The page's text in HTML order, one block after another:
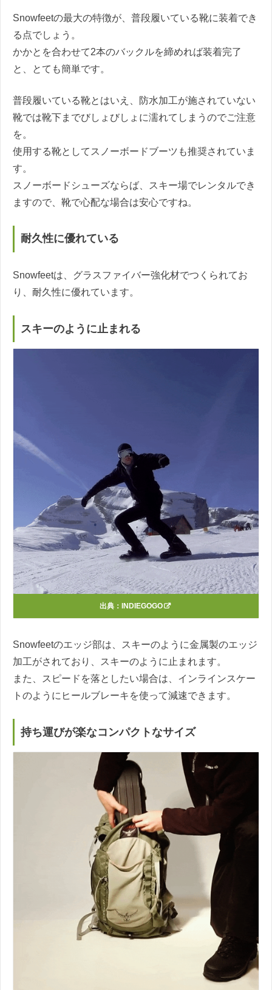
Snowfeetの最大の特徴が、普段履いている靴に装着でき
る点でしょう。
かかとを合わせて2本のバックルを締めれば装着完了
と、とても簡単です。
普段履いている靴とはいえ、防水加工が施されていない
靴では靴下までびしょびしょに濡れてしまうのでご注意
を。
使用する靴としてスノーボードブーツも推奨されていま
す。
スノーボードシューズならば、スキー場でレンタルでき
ますので、靴で心配な場合は安心ですね。
耐久性に優れている
Snowfeetは、グラスファイバー強化材でつくられてお
り、耐久性に優れています。
スキーのように止まれる
出典： INDIEGOGO
Snowfeetのエッジ部は、スキーのように金属製のエッジ
加工がされており、スキーのように止まれます。
また、スピードを落としたい場合は、インラインスケー
トのようにヒールブレーキを使って減速できます。
持ち運びが楽なコンパクトなサイズ